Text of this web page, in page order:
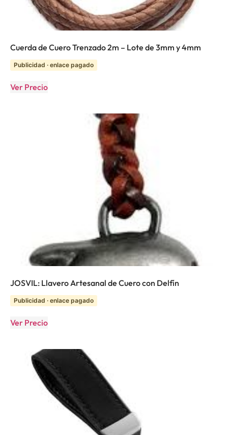
Cuerda de Cuero Trenzado 2m – Lote de 3mm y 4mm
Publicidad · enlace pagado
Ver Precio
JOSVIL: Llavero Artesanal de Cuero con Delfín
Publicidad · enlace pagado
Ver Precio